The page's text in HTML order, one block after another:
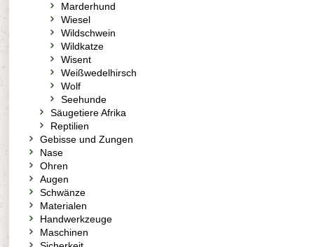
Marderhund
Wiesel
Wildschwein
Wildkatze
Wisent
Weißwedelhirsch
Wolf
Seehunde
Säugetiere Afrika
Reptilien
Gebisse und Zungen
Nase
Ohren
Augen
Schwänze
Materialen
Handwerkzeuge
Maschinen